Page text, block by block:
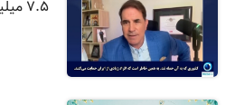
۷.۵ میلیارد نفر در جهان از ایران حمایت می‌کنند + فیلم